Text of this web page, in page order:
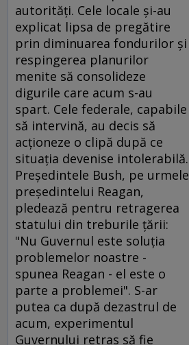
autorităţi. Cele locale şi-au
explicat lipsa de pregătire
prin diminuarea fondurilor şi
respingerea planurilor
menite să consolideze
digurile care acum s-au
spart. Cele federale, capabile
să intervină, au decis să
acţioneze o clipă după ce
situaţia devenise intolerabilă.
Preşedintele Bush, pe urmele
preşedintelui Reagan,
pledează pentru retragerea
statului din treburile ţării:
"Nu Guvernul este soluţia
problemelor noastre -
spunea Reagan - el este o
parte a problemei". S-ar
putea ca după dezastrul de
acum, experimentul
Guvernului retras să fie